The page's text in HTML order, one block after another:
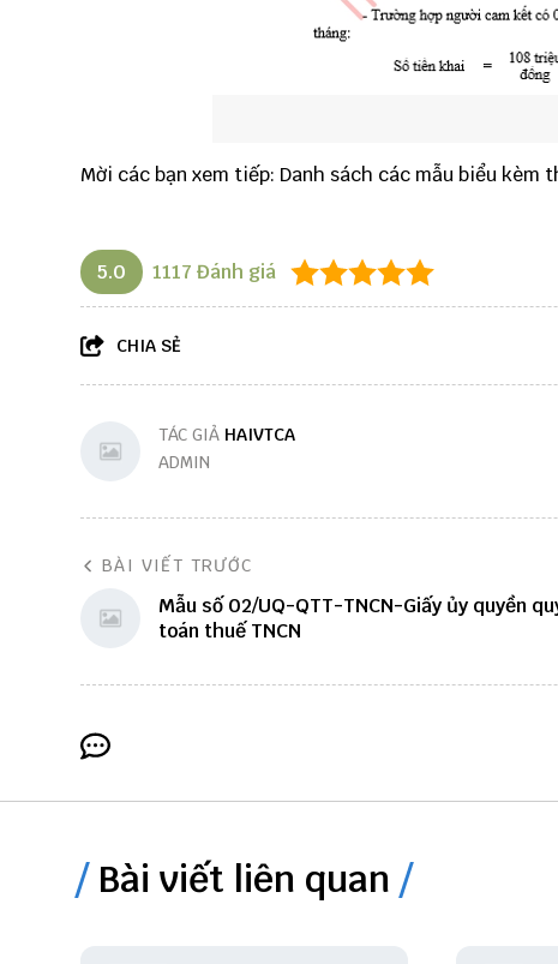
Mời các bạn xem tiếp: Danh sách các mẫu biểu kèm
5.0 1117 Đánh giá
CHIA SẺ
TÁC GIẢ HAIVTCA
ADMIN
BÀI VIẾT TRƯỚC
Mẫu số 02/UQ-QTT-TNCN-Giấy ủy quyền
toán thuế TNCN
Bài viết liên quan